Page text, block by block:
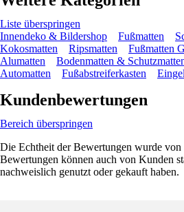
Liste überspringen
Innendeko & Bildershop
Fußmatten
Kokosmatten
Ripsmatten Fußmatten
Alumatten
Bodenmatten &
Automatten
Fußabstreiferkasten
Kundenbewertungen
Bereich überspringen
Die Echtheit der Bewertungen wurde von
Bewertungen können auch von Kunden
nachweislich genutzt oder gekauft haben.